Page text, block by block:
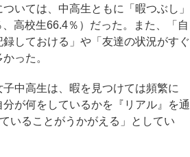
いては、中高生ともに「暇つぶし」
高校生66.4％）だった。また、「自
しておける」や「友達の状況がすぐ
った。
中高生は、暇を見つけては頻繁に
分が何をしているかを『リアル』を通
いることがうかがえる」としてい